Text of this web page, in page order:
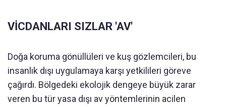
VİCDANLARI SIZLAR 'AV'
Doğa koruma gönüllüleri ve kuş gözlemcileri, bu
insanlık dışı uygulamaya karşı yetkilileri göreve
çağırdı. Bölgedeki ekolojik dengeye büyük zarar
veren bu tür yasa dışı av yöntemlerinin acilen